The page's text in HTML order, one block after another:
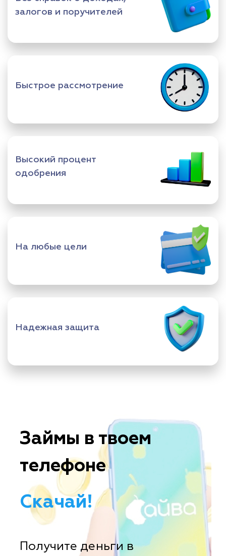
залогов и поручителей
Быстрое рассмотрение
Высокий процент
одобрения
На любые цели
Надежная защита
Займы в твоем
телефоне
Скачай!
Получите деньги в